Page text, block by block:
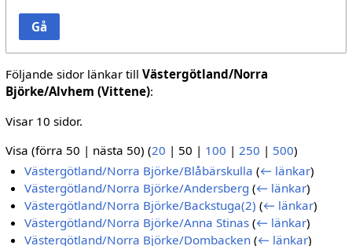
Gå
Följande sidor länkar till Västergötland/Norra
Björke/Alvhem (Vittene):
Visar 10 sidor.
Visa (förra 50 | nästa 50) (20 | 50 | 100 | 250 | 500)
Västergötland/Norra Björke/Blåbärskulla (← länkar)
Västergötland/Norra Björke/Andersberg (← länkar)
Västergötland/Norra Björke/Backstuga(2) (← länkar)
Västergötland/Norra Björke/Anna Stinas (← länkar)
Västergötland/Norra Björke/Dombacken (← länkar)